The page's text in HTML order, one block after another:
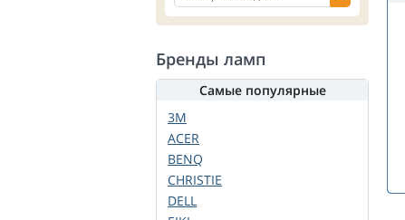
Бренды ламп
Самые популярные
3M
ACER
BENQ
CHRISTIE
DELL